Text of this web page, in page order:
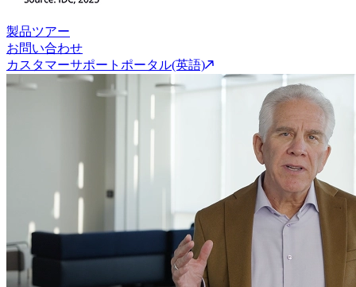
製品ツアー
お問い合わせ
カスタマーサポートポータル(英語)